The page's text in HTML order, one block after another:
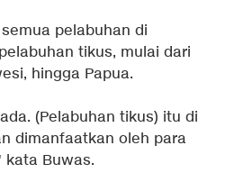
pelabuhan di
tikus, mulai dari
hingga Papua.
(Pelabuhan tikus) itu di
dimanfaatkan oleh para
kata Buwas.